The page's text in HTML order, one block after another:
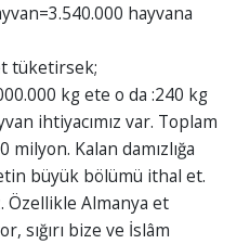
hayvana
tüketirsek;
kg ete o da :240 kg
ihtiyacımız var. Toplam
milyon. Kalan damızlığa
büyük bölümü ithal et.
Özellikle Almanya et
sığırı bize ve İslâm